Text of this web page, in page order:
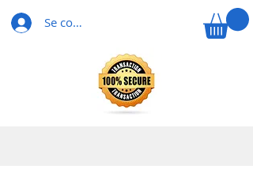
Se connecter